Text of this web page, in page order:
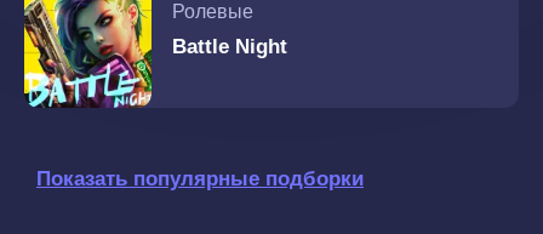
Ролевые
Battle Night
Показать популярные подборки